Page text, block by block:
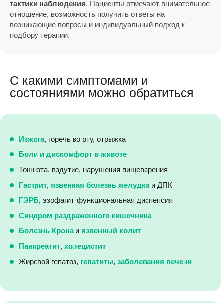
тактики наблюдения. Пациенты отмечают внимательное
отношение, возможность получить ответы на
возникающие вопросы и индивидуальный подход к
подбору терапии.
С какими симптомами и
состояниями можно обратиться
Изжога, горечь во рту, отрыжка
Боли и дискомфорт в животе
Тошнота, вздутие, нарушения пищеварения
Гастрит, язвенная болезнь желудкаи ДПК
ГЭРБ, эзофагит, функциональная диспепсия
Синдром раздраженного кишечника
Болезнь Кронаи язвенный колит
Панкреатит, холецистит
Жировой гепатоз, гепатиты, заболевания печени